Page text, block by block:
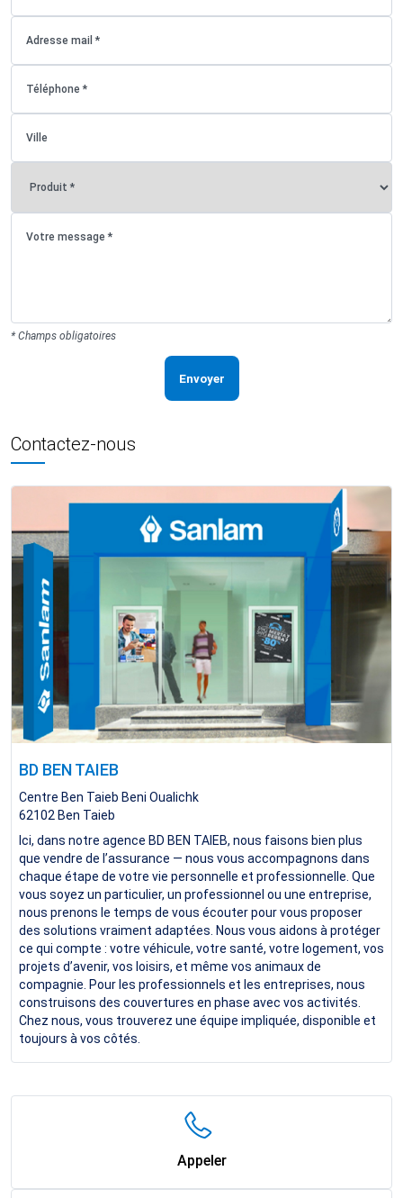
* Champs obligatoires
Envoyer
Contactez-nous
BD BEN TAIEB
Centre Ben Taieb Beni Oualichk
62102 Ben Taieb
Ici, dans notre agence BD BEN TAIEB, nous faisons bien plus
que vendre de l’assurance — nous vous accompagnons dans
chaque étape de votre vie personnelle et professionnelle. Que
vous soyez un particulier, un professionnel ou une entreprise,
nous prenons le temps de vous écouter pour vous proposer
des solutions vraiment adaptées. Nous vous aidons à protéger
ce qui compte : votre véhicule, votre santé, votre logement, vos
projets d’avenir, vos loisirs, et même vos animaux de
compagnie. Pour les professionnels et les entreprises, nous
construisons des couvertures en phase avec vos activités.
Chez nous, vous trouverez une équipe impliquée, disponible et
toujours à vos côtés.
Appeler